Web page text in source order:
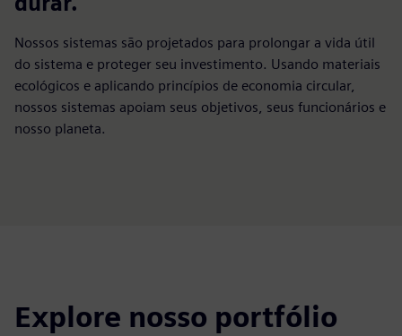
Nossos sistemas são projetados para prolongar a vida útil
do sistema e proteger seu investimento. Usando materiais
ecológicos e aplicando princípios de economia circular,
nossos sistemas apoiam seus objetivos, seus funcionários e
nosso planeta.
Explore nosso portfólio